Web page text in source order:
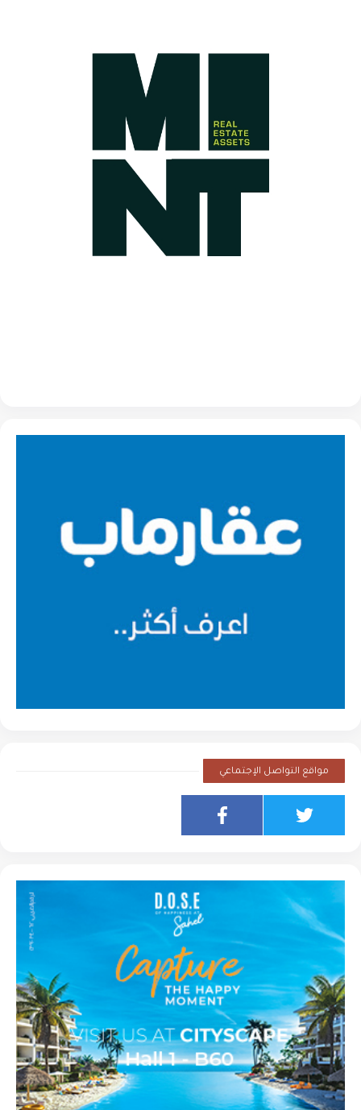
مواقع التواصل الإجتماعي